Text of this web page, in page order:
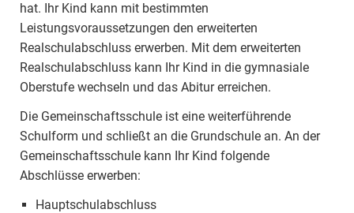
hat. Ihr Kind kann mit bestimmten
Leistungsvoraussetzungen den erweiterten
Realschulabschluss erwerben. Mit dem erweiterten
Realschulabschluss kann Ihr Kind in die gymnasiale
Oberstufe wechseln und das Abitur erreichen.
Die Gemeinschaftsschule ist eine weiterführende
Schulform und schließt an die Grundschule an. An der
Gemeinschaftsschule kann Ihr Kind folgende
Abschlüsse erwerben:
Hauptschulabschluss